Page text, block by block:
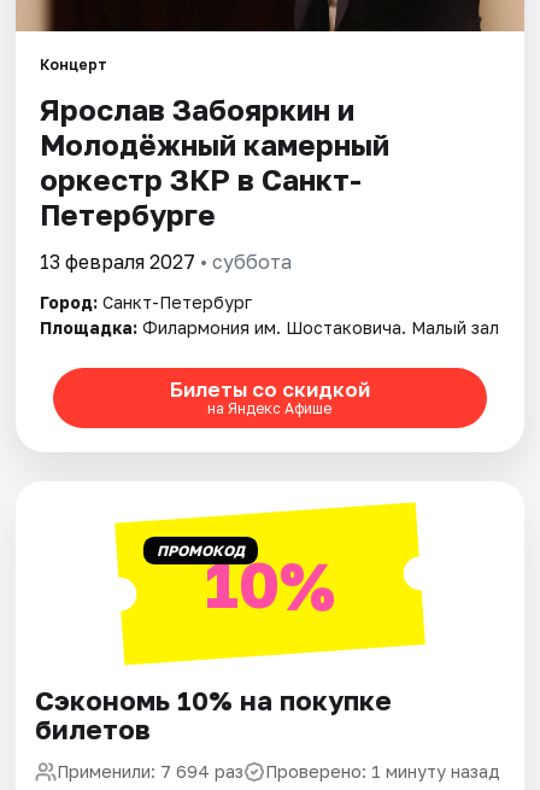
Площадки
Артисты
Рейтинги
Концерт
Ярослав Забояркин и
Молодёжный камерный
оркестр ЗКР в Санкт-
Петербурге
13 февраля 2027 • суббота
Город: Санкт-Петербург
Площадка: Филармония им. Шостаковича. Малый зал
Билеты со скидкой
на Яндекс Афише
ПРОМОКОД10%
Сэкономь 10% на покупке
билетов
Применили: 7 694 раз Проверено: 1 минуту назад